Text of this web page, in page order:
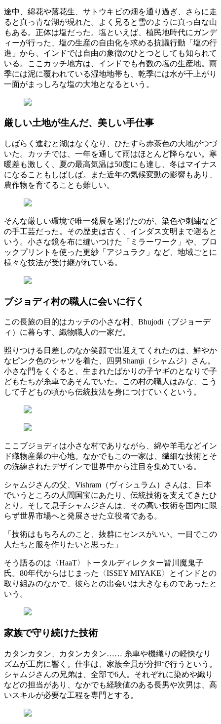
途中、綿花や落花生、サトウキビの畑を通り過ぎ、さらに走
ると真っ青な湖が現れた。よく見ると雪のように真っ白な山
もある。正体は塩だった。塩といえば、植民地時代にガンデ
ィーが行った、塩の生産の自由化を求める抗議行動「塩の行
進」から、インドでは自由の象徴のひとつとしても知られて
いる。ここカッチ地方は、インドでも有数の塩の生産地。雨
季には泥に覆われている湿地地帯も、乾季には水が干上がり
一面がまっしろな塩の大地となるという。
厳しい土地が生んだ、美しい手仕事
しばらく進むと湖はなくなり、ひたすら赤茶色の大地がつづ
いた。カッチでは、一年を通して雨はほとんど降らない。寒
暖差も激しく、夏の最高気温は50度にも達し、冬はマイナス
になることもしばしば。また近年の気候変動の影響もあり、
農作物を育てることも難しい。
そんな厳しい環境で唯一発展を遂げたのが、染色や刺繍など
の手工芸だった。その歴史は古く、インダス文明まで遡ると
いう。小さな鏡を布に縫いつけた「ミラーワーク」や、ブロ
ックプリントを使った更紗「アジュラク」など、地域ごとに
様々な技法が受け継がれている。
ブジョディ村の職人に会いに行く
この長旅の目的はカッチの小さな村、Bhujodi（ブジョーデ
ィ）に暮らす、織物職人の一家だ。
照りつける日差しのなか笑顔で出迎えてくれたのは、鮮やか
なピンク色のシャツを着た、四男Shamji（シャムジ）さん。
小さな門をくぐると、生まれたばかりの子ヤギのとなりで子
どもたちが糸車であそんでいた。この村の職人はみな、こう
して子どもの頃から伝統技法を身につけていくという。
ここブジョディは小さな村でありながら、綿や羊毛などイン
ド織物産業の中心地。なかでもこの一家は、繊細な技術とそ
の洗練されたデザインで世界中から注目を集めている。
シャムジさんの父、Vishram（ヴィシュラム）さんは、日本
でいうところの人間国宝にあたり、伝統技術を支えてきたひ
とり。そして息子シャムジさんは、その高い技術を国内に限
らず世界市場へと発展させた立役者である。
「技術はもちろんのこと、抜群にセンスがいい。一目でこの
人たちと服を作りたいと思った」
そう語るのは〈HaaT〉トータルディレクター皆川魔鬼子
氏。80年代からはじまった〈ISSEY MIYAKE〉とインドとの
取り組みのなかで、彼らとの出会いは大きなものであったと
いう。
家族で守り続けた技術
カタンカタン、カタンカタン…… 糸車や機織りの軽快なリ
ズムが工房に響く。仕事は、家族全員が分担で行うという。
シャムジさんの兄弟は、全部で6人。それぞれに染めや織り
などの担当があり、なかでも経験値のある長男や次男は、高
いスキルが必要な工程を専門とする。